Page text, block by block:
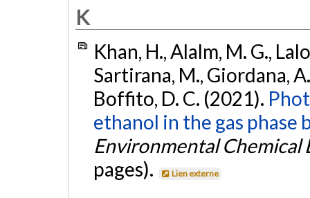
K
Khan, H., Alalm, M. G.,
Sartirana, M., Giordana,
Boffito, D. C. (2021).
ethanol in the gas phase
Environmental Chemical
pages).
Lien externe